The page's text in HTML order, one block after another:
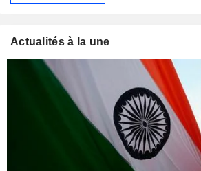
Actualités à la une